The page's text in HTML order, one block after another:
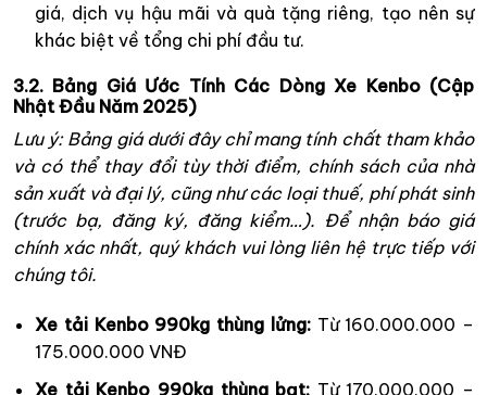
giá, dịch vụ hậu mãi và quà tặng riêng, tạo nên sự
khác biệt về tổng chi phí đầu tư.
3.2. Bảng Giá Ước Tính Các Dòng Xe Kenbo (Cập
Nhật Đầu Năm 2025)
Lưu ý: Bảng giá dưới đây chỉ mang tính chất tham khảo
và có thể thay đổi tùy thời điểm, chính sách của nhà
sản xuất và đại lý, cũng như các loại thuế, phí phát sinh
(trước bạ, đăng ký, đăng kiểm…). Để nhận báo giá
chính xác nhất, quý khách vui lòng liên hệ trực tiếp với
chúng tôi.
Xe tải Kenbo 990kg thùng lửng:Từ 160.000.000 –
175.000.000 VNĐ
Xe tải Kenbo 990kg thùng bạt: Từ 170.000.000 –